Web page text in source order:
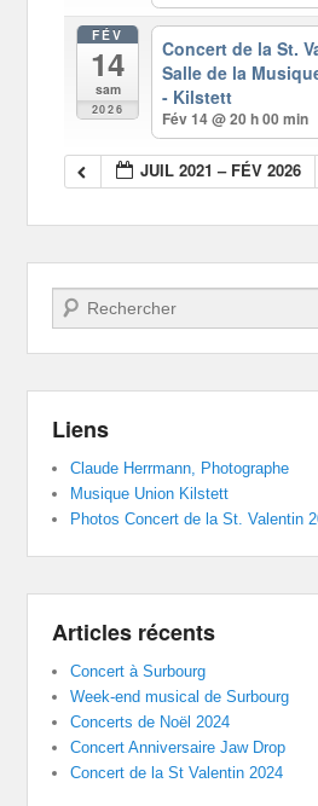
FÉV
14
sam
2026
Concert de la St.
Salle de la
- Kilstett
Fév 14 @ 20 h 00 min
JUIL 2021 – FÉV 2026
Recherche
Liens
Claude Herrmann, Photographe
Musique Union Kilstett
Photos Concert de la St. Valentin
Articles récents
Concert à Surbourg
Week-end musical de Surbourg
Concerts de Noël 2024
Concert Anniversaire Jaw Drop
Concert de la St Valentin 2024